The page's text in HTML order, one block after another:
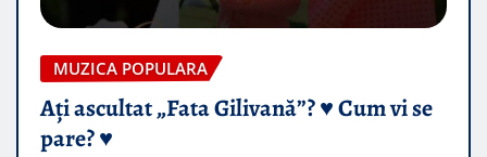
MUZICA POPULARA
Ați ascultat „Fata Gilivană”? ♥️ Cum vi se
pare? ♥️